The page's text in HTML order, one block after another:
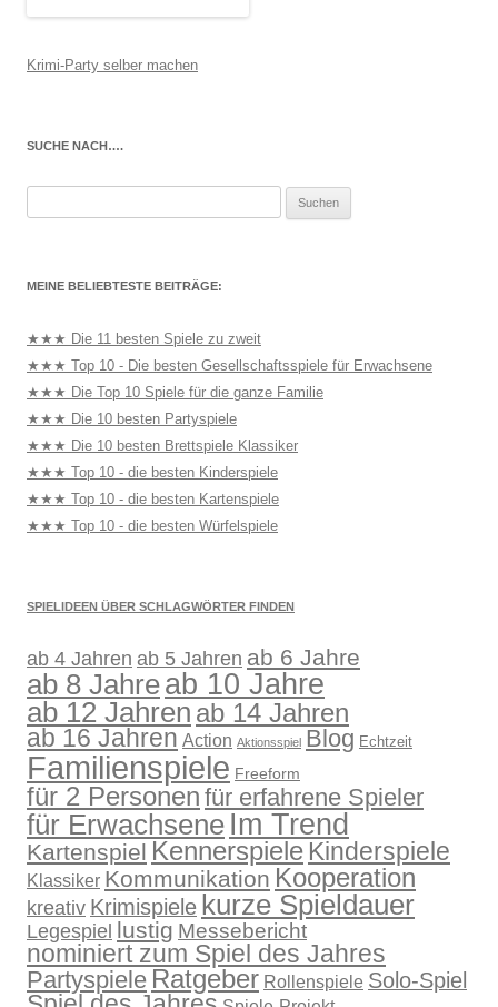
Krimi-Party selber machen
SUCHE NACH….
MEINE BELIEBTESTE BEITRÄGE:
★★★ Die 11 besten Spiele zu zweit
★★★ Top 10 - Die besten Gesellschaftsspiele für Erwachsene
★★★ Die Top 10 Spiele für die ganze Familie
★★★ Die 10 besten Partyspiele
★★★ Die 10 besten Brettspiele Klassiker
★★★ Top 10 - die besten Kinderspiele
★★★ Top 10 - die besten Kartenspiele
★★★ Top 10 - die besten Würfelspiele
SPIELIDEEN ÜBER SCHLAGWÖRTER FINDEN
ab 4 Jahren ab 5 Jahren ab 6 Jahre
ab 8 Jahreab 10 Jahre
ab 12 Jahren ab 14 Jahren
ab 16 Jahren Action Aktionsspiel Blog Echtzeit
Familienspiele Freeform
für 2 Personen für erfahrene Spieler
für Erwachsene Im Trend
Kartenspiel Kennerspiele Kinderspiele
Klassiker Kommunikation Kooperation
kreativ Krimispiele kurze Spieldauer
Legespiel lustig Messebericht
nominiert zum Spiel des Jahres
Partyspiele Ratgeber Rollenspiele Solo-Spiel